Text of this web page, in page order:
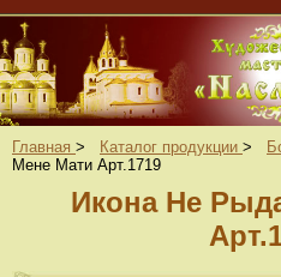
Главная > Каталог продукции >
Мене Мати Арт.1719
Икона Не